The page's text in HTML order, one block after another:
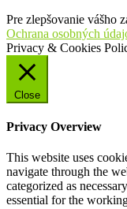
Pre zlepšovanie vášho
Ochrana osobných
Privacy & Cookies
Close
Privacy Overview
This website uses
navigate through the
categorized as
essential for the